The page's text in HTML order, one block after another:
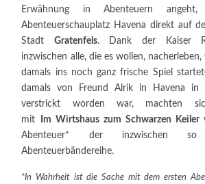
Erwähnung in Abenteuern angeht,
Abenteuerschauplatz Havena direkt auf
Stadt Gratenfels. Dank der Kaiser
inzwischen alle, die es wollen,
damals ins noch ganz frische Spiel
damals von Freund Alrik in Havena in
verstrickt worden war, machten
mit
Im Wirtshaus zum Schwarzen Keiler
Abenteuer* der inzwischen
Abenteuerbändereihe.
*In Wahrheit ist die Sache mit dem ersten